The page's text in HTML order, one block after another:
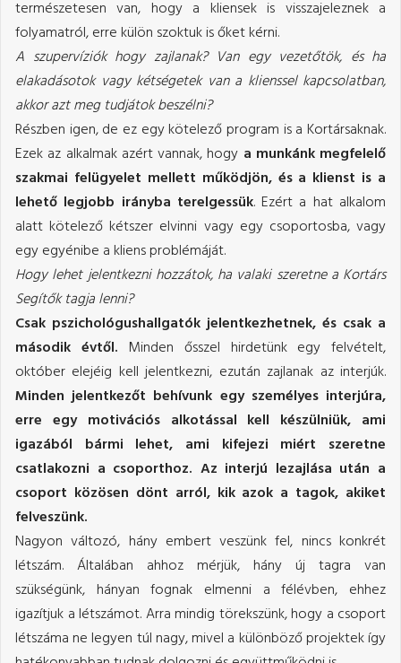
természetesen van, hogy a kliensek is visszajeleznek a
folyamatról, erre külön szoktuk is őket kérni.
A szupervíziók hogy zajlanak? Van egy vezetőtök, és ha
elakadásotok vagy kétségetek van a klienssel kapcsolatban,
akkor azt meg tudjátok beszélni?
Részben igen, de ez egy kötelező program is a Kortársaknak.
Ezek az alkalmak azért vannak, hogy a munkánk megfelelő
szakmai felügyelet mellett működjön, és a klienst is a
lehető legjobb irányba terelgessük. Ezért a hat alkalom
alatt kötelező kétszer elvinni vagy egy csoportosba, vagy
egy egyénibe a kliens problémáját.
Hogy lehet jelentkezni hozzátok, ha valaki szeretne a Kortárs
Segítők tagja lenni?
Csak pszichológushallgatók jelentkezhetnek, és csak a
második évtől. Minden ősszel hirdetünk egy felvételt,
október elejéig kell jelentkezni, ezután zajlanak az interjúk.
Minden jelentkezőt behívunk egy személyes interjúra,
erre egy motivációs alkotással kell készülniük, ami
igazából bármi lehet, ami kifejezi miért szeretne
csatlakozni a csoporthoz. Az interjú lezajlása után a
csoport közösen dönt arról, kik azok a tagok, akiket
felveszünk.
Nagyon változó, hány embert veszünk fel, nincs konkrét
létszám. Általában ahhoz mérjük, hány új tagra van
szükségünk, hányan fognak elmenni a félévben, ehhez
igazítjuk a létszámot. Arra mindig törekszünk, hogy a csoport
létszáma ne legyen túl nagy, mivel a különböző projektek így